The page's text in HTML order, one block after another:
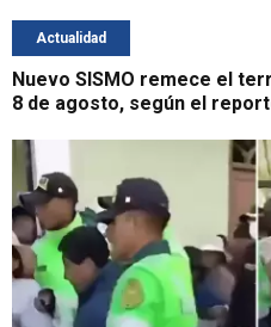
Actualidad
Nuevo SISMO remece el
8 de agosto, según el